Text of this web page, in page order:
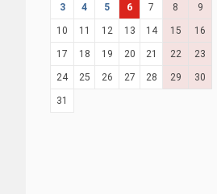
3 4 5 6 7 8 9
10 11 12 13 14 15 16
17 18 19 20 21 22 23
24 25 26 27 28 29 30
31